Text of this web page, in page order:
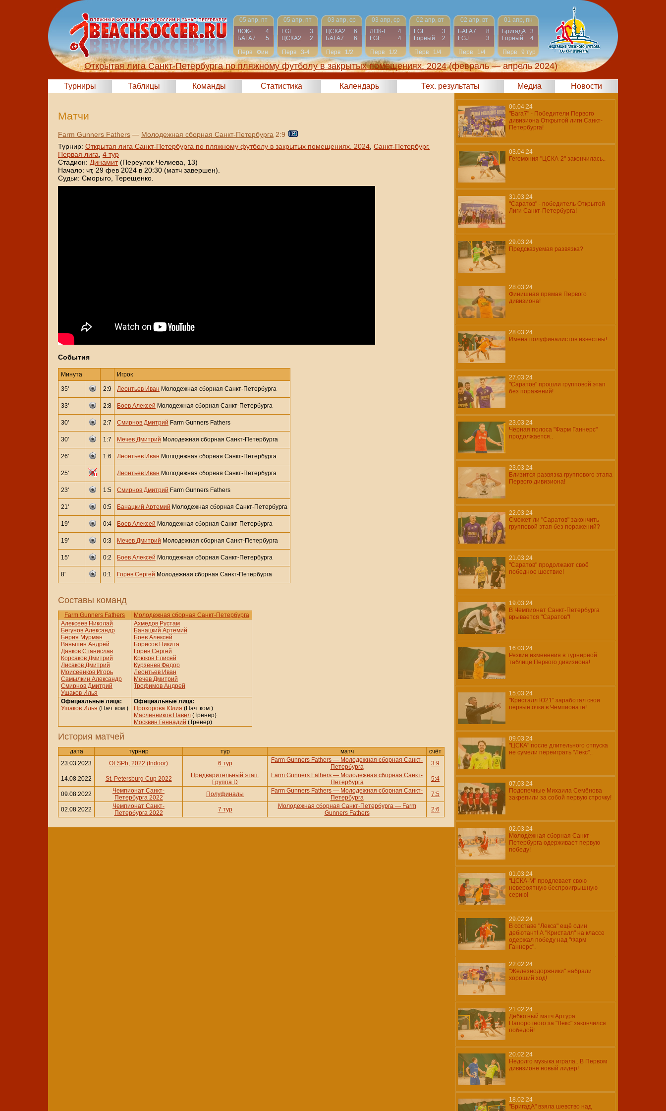
05 апр, пт
ЛОК-Г
4
БАГА7
5
Перв
Фин
05 апр, пт
FGF
3
ЦСКА2
2
Перв
3-4
03 апр, ср
ЦСКА2
6
БАГА7
6
Перв
1/2
03 апр, ср
ЛОК-Г
4
FGF
4
Перв
1/2
02 апр, вт
FGF
3
Горный
2
Перв
1/4
02 апр, вт
БАГА7
8
FGJ
3
Перв
1/4
01 апр, пн
БригадА
3
Горный
4
Перв
9 тур
Открытая лига Санкт-Петербурга по пляжному футболу в закрытых помещениях. 2024 (февраль — апрель 2024)
Турниры Таблицы Команды Статистика Календарь Тех. результаты Медиа Новости
Матчи
Farm Gunners Fathers — Молодежная сборная Санкт-Петербурга 2:9
Турнир: Открытая лига Санкт-Петербурга по пляжному футболу в закрытых помещениях. 2024 Санкт-Петербург.
Первая лига 4 тур
Стадион: Динамит(Переулок Челиева, 13)
Начало: чт, 29 фев 2024 в 20:30 (матч завершен).
Судьи: Сморыго, Терещенко.
События
Минута Игрок
35' 2:9 Леонтьев Иван Молодежная сборная Санкт-Петербурга
33' 2:8 Боев Алексей Молодежная сборная Санкт-Петербурга
30' 2:7 Смирнов Дмитрий Farm Gunners Fathers
30' 1:7 Мечев Дмитрий Молодежная сборная Санкт-Петербурга
26' 1:6 Леонтьев Иван Молодежная сборная Санкт-Петербурга
25' Леонтьев Иван Молодежная сборная Санкт-Петербурга
23' 1:5 Смирнов Дмитрий Farm Gunners Fathers
21' 0:5 Банацкий Артемий Молодежная сборная Санкт-Петербурга
19' 0:4 Боев Алексей Молодежная сборная Санкт-Петербурга
19' 0:3 Мечев Дмитрий Молодежная сборная Санкт-Петербурга
15' 0:2 Боев Алексей Молодежная сборная Санкт-Петербурга
8' 0:1 Горев Сергей Молодежная сборная Санкт-Петербурга
Составы команд
Farm Gunners Fathers
Молодежная сборная Санкт-Петербурга
Алексеев Николай
Бегунов Александр
Берия Мурман
Ваньшин Андрей
Данков Станислав
Корсаков Дмитрий
Лисаков Дмитрий
Моисеенков Игорь
Самылкин Александр
Смирнов Дмитрий
Ушаков Илья
Ахмедов Рустам
Банацкий Артемий
Боев Алексей
Борисов Никита
Горев Сергей
Крюков Елисей
Курзенев Федор
Леонтьев Иван
Мечев Дмитрий
Трофимов Андрей
Официальные лица:
Ушаков Илья (Нач. ком.)
Официальные лица:
Прохорова Юлия (Нач. ком.)
Масленников Павел (Тренер)
Москвин Геннадий (Тренер)
История матчей
дата турнир тур матч
счёт
23.03.2023
OLSPb, 2022 (Indoor) 6 тур
Farm Gunners Fathers — Молодежная сборная Санкт-
Петербурга
3:9
14.08.2022 St. Petersburg Cup 2022
Предварительный этап.
Группа D
Farm Gunners Fathers — Молодежная сборная Санкт-
Петербурга
5:4
09.08.2022
Чемпионат Санкт-
Петербурга 2022
Полуфиналы
Farm Gunners Fathers — Молодежная сборная Санкт-
Петербурга
7:5
02.08.2022
Чемпионат Санкт-
Петербурга 2022
7 тур
Молодежная сборная Санкт-Петербурга — Farm
Gunners Fathers
2:6
06.04.24
"Бага7" - Победители Первого
дивизиона Открытой лиги Санкт-
Петербурга!
03.04.24
Гегемония "ЦСКА-2" закончилась..
31.03.24
"Саратов" - победитель Открытой
Лиги Санкт-Петербурга!
29.03.24
Предсказуемая развязка?
28.03.24
Финишная прямая Первого
дивизиона!
28.03.24
Имена полуфиналистов известны!
27.03.24
"Саратов" прошли групповой этап
без поражений!
23.03.24
Чёрная полоса "Фарм Ганнерс"
продолжается..
23.03.24
Близится развязка группового этапа
Первого дивизиона!
22.03.24
Сможет ли "Саратов" закончить
групповой этап без поражений?
21.03.24
"Саратов" продолжают своё
победное шествие!
19.03.24
В Чемпионат Санкт-Петербурга
врывается "Саратов"!
16.03.24
Резкие изменения в турнирной
таблице Первого дивизиона!
15.03.24
"Кристалл Ю21" заработал свои
первые очки в Чемпионате!
09.03.24
"ЦСКА" после длительного отпуска
не сумели переиграть "Лекс"..
07.03.24
Подопечные Михаила Семёнова
закрепили за собой первую строчку!
02.03.24
Молодёжная сборная Санкт-
Петербурга одерживает первую
победу!
01.03.24
"ЦСКА-М" продлевает свою
невероятную беспроигрышную
серию!
29.02.24
В составе "Лекса" ещё один
дебютант! А "Кристалл" на классе
одержал победу над "Фарм
Ганнерс".
22.02.24
"Железнодоржники" набрали
хороший ход!
21.02.24
Дебютный матч Артура
Папоротного за "Лекс" закончился
победой!
20.02.24
Недолго музыка играла.. В Первом
дивизионе новый лидер!
18.02.24
"БригадА" взяла шевство над